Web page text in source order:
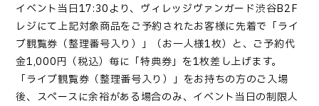
イベント当日17:30より、ヴィレッジヴァンガード渋谷B2F
レジにて上記対象商品をご予約されたお客様に先着で「ライ
ブ観覧券（整理番号入り）」（お一人様1枚）と、ご予約代
金1,000円（税込）毎に「特典券」を1枚差し上げます。
「ライブ観覧券（整理番号入り）」をお持ちの方のご入場
後、スペースに余裕がある場合のみ、イベント当日の制限人